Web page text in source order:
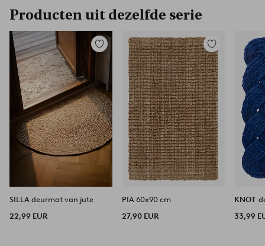
Producten uit dezelfde serie
Toevoegen
favorieten
SILLA deurmat van jute
22,99 EUR
Toevoegen
aan
favorieten
PIA 60x90 cm
27,90 EUR
KNOT
33,99